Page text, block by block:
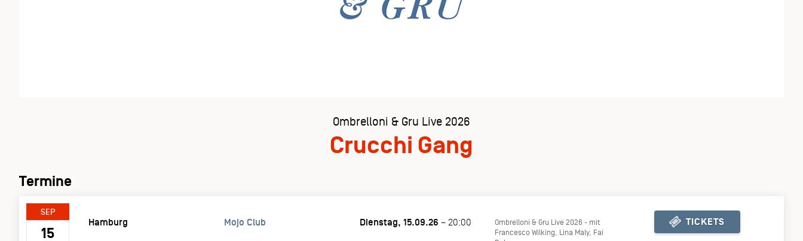
Ombrelloni & Gru Live 2026
Crucchi Gang
Termine
SEP
15
Hamburg Mojo Club Dienstag, 15.09.26 – 20:00
Ombrelloni & Gru Live 2026 - mit
Francesco Wilking, Lina Maly, Fai
TICKETS